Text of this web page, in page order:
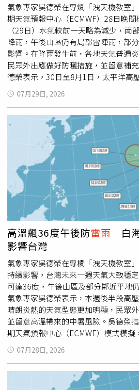
氣象專家吳德榮在專爛「洩天機教室
期天氣預報中心（ECMWF）28日晚
（29日）水氣較前一天略為減少，南
降雨，午後山區仍有局部雷陣雨，部
影響。在降雨發生前，各地天氣普遍
民眾外出應做好防曬措施，並留意補
德榮表示，30日至8月1日，太平洋高
氣環境逐漸穩定，各地白天持續高溫
分鄰近平地仍有局部雷陣雨發生機率
日至5日受太平洋高壓籠罩，各地將
晴朗炎熱，午後降雨機率偏低，各地
暑。至於8月6日至7日，隨著環境水
雨發生機率也將提高。至於颱風動態
最新路徑潛勢預測顯示，颱風「白海
快速增強至中度颱風上限，平均風速
30日將進一步增強至每秒63公尺，有
威」保持的每秒60公尺紀錄，成為今
年的「風王」。他表示，最新ECMWF
「白海豚」未來將朝西北西方向前進，
海域。由於沿途具備高海溫、高海洋熱
高層強輻散等有利條件，颱風仍有持續
為典型「超級聖嬰年」的大型強烈颱
天暴風圈侵襲機率模擬，目前「白海
接威脅，短期內不會影響台灣天氣，
待持續觀察。
07月29日, 2026
高溫飆36度午後防雷雨 白
影響台灣
氣象專家吳德榮在專欄「洩天機教室
持續影響，台灣未來一週天氣大致穩
可達36度，午後山區及部分鄰近平地
氣象專家吳德榮表示，本週後半段高
晴朗炎熱的天氣型態更加明顯，民眾
並留意高溫帶來的中暑風險。吳德榮
期天氣預報中心（ECMWF）模式模擬
為減少，東南部及南部偶有局部短暫
主有局部雷陣雨發生機率，部分鄰近
響，其餘地區在降雨前仍維持晴到多
氣溫方面，各地白天依舊炎熱，北部
07月28日, 2026